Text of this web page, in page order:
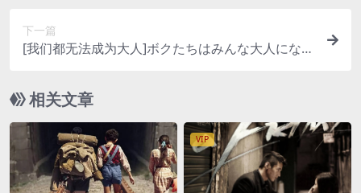
下一篇
[我们都无法成为大人]ボクたちはみんな大人になれ
删减资源][网盘在线播放/下载][MP4/8.3GB][中文字
幕]
相关文章
VIP